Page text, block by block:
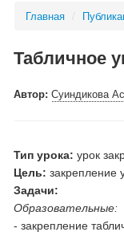
Главная /
Табличное
Автор:Суиндикова
Тип урока: урок
Цель: закрепление
Задачи:
Образовательные:
- закрепление